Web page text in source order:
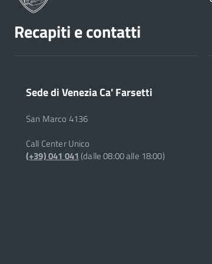
Recapiti e contatti
Sede di Venezia Ca' Farsetti
San Marco 4136
Call Center Unico
(+39) 041 041(dalle 08:00 alle 18:00)